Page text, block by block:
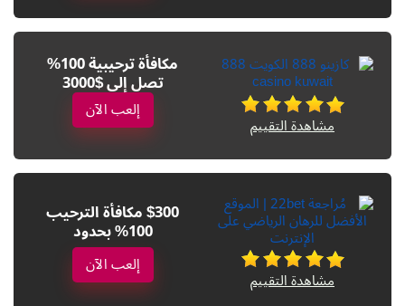
مكافأة ترحيبية 100%
تصل إلى $3000
مشاهدة التقييم
إلعب الآن
$300 مكافأة الترحيب
100% بحدود
مشاهدة التقييم
إلعب الآن